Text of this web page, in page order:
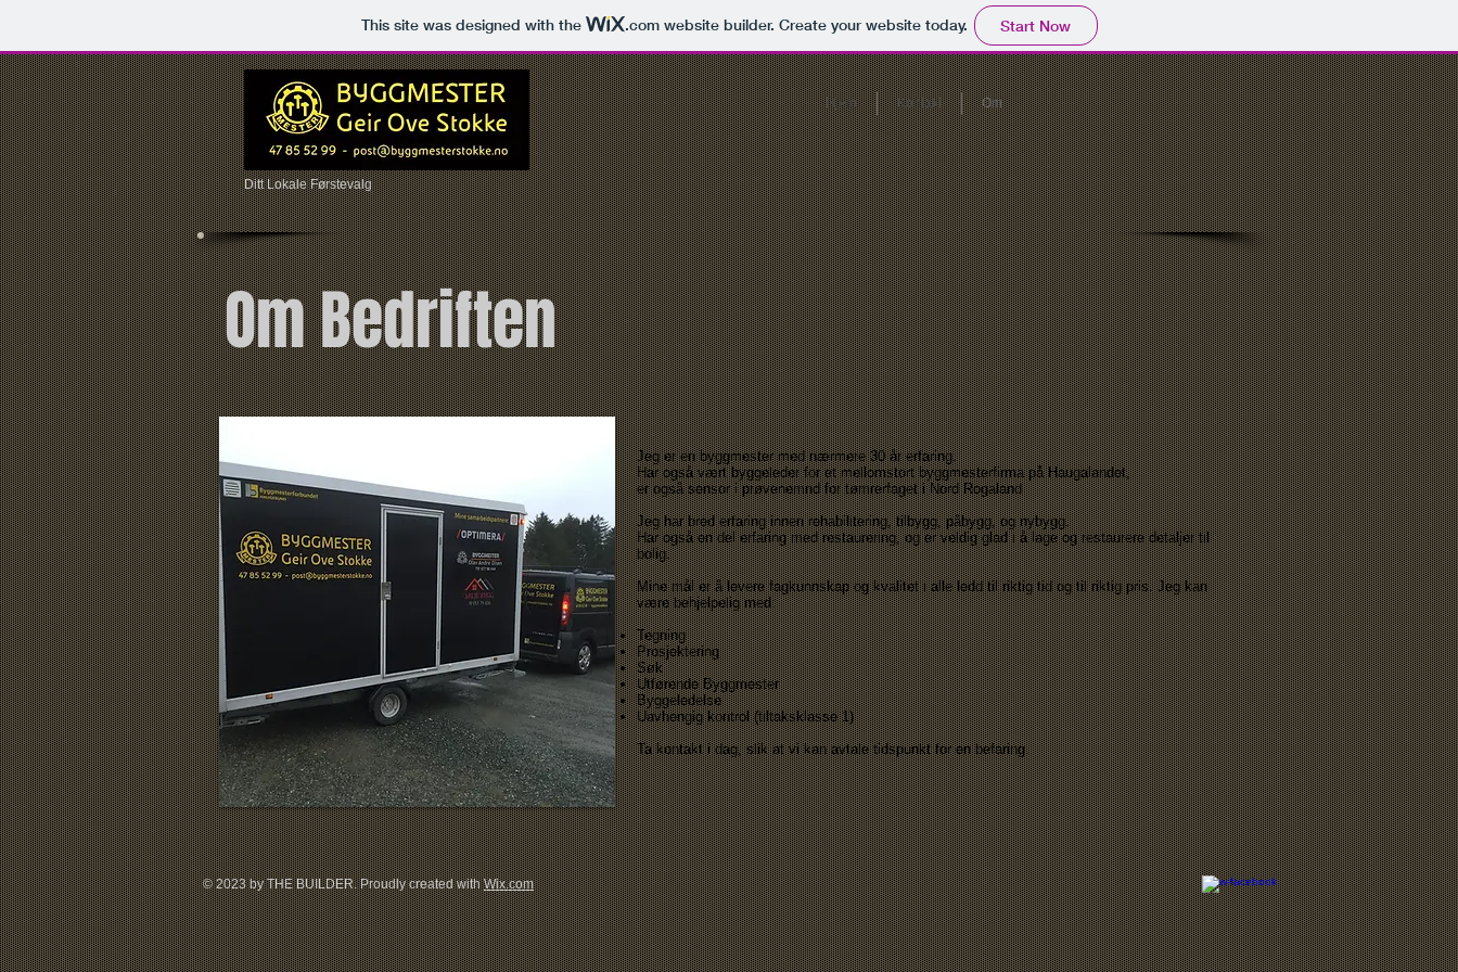
This site was designed with the .comwebsite builder. Create your website today. Start Now
Hjem Kontakt Om
Ditt Lokale Førstevalg
Om Bedriften
Jeg er en byggmester med nærmere 30 år erfaring.
Har også vært byggeleder for et mellomstort byggmesterfirma på Haugalandet,
er også sensor i prøvenemnd for tømrerfaget i Nord Rogaland
Jeg har bred erfaring innen rehabilitering, tilbygg, påbygg, og nybygg.
Har også en del erfaring med restaurering, og er veldig glad i å lage og restaurere detaljer til
bolig.
Mine mål er å levere fagkunnskap og kvalitet i alle ledd til riktig tid og til riktig pris. Jeg kan
være behjelpelig med:
Tegning
Prosjektering
Søk
Utførende Byggmester
Byggeledelse
Uavhengig kontrol (tiltaksklasse 1)
Ta kontakt i dag, slik at vi kan avtale tidspunkt for en befaring.
© 2023 by THE BUILDER. Proudly created withWix.com